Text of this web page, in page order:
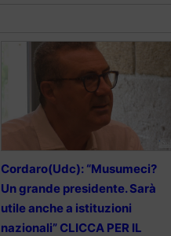
Cordaro(Udc): “Musumeci?
Un grande presidente. Sarà
utile anche a istituzioni
nazionali” CLICCA PER IL